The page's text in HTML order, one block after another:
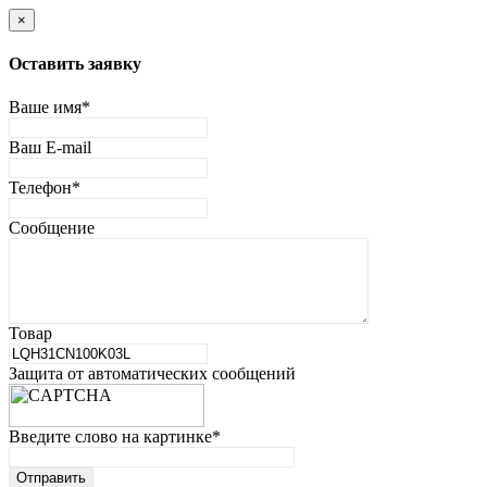
×
Оставить заявку
Ваше имя*
Ваш E-mail
Телефон*
Сообщение
Товар
Защита от автоматических сообщений
Введите слово на картинке*